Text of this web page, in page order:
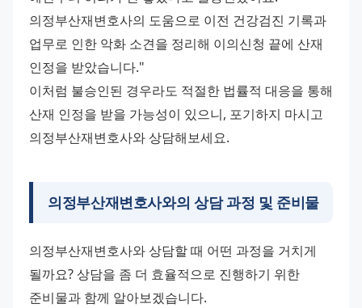
의정부산재변호사의 도움으로 이전 건강검진 기록과
업무로 인한 악화 소견을 정리해 이의신청 끝에 산재
인정을 받았습니다."
이처럼 불승인된 경우라도 적절한 법률적 대응을 통해
산재 인정을 받을 가능성이 있으니, 포기하지 마시고
의정부산재변호사와 상담해보세요.
의정부산재변호사와의 상담 과정 및 준비물
의정부산재변호사와 상담할 때 어떤 과정을 거치게
될까요? 상담을 좀 더 효율적으로 진행하기 위한
준비물과 함께 알아보겠습니다.